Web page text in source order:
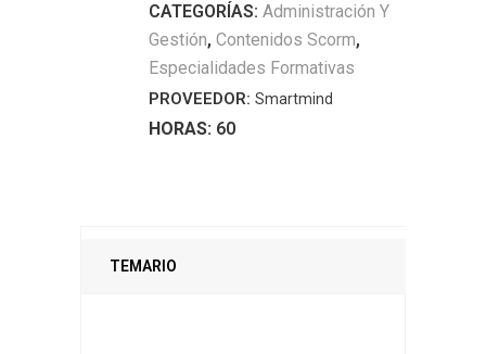
INVERSIONES
Y
FINANCIACIÓN
quantity
CATEGORÍAS: Administración Y
Gestión, Contenidos Scorm,
Especialidades Formativas
PROVEEDOR: Smartmind
HORAS: 60
TEMARIO